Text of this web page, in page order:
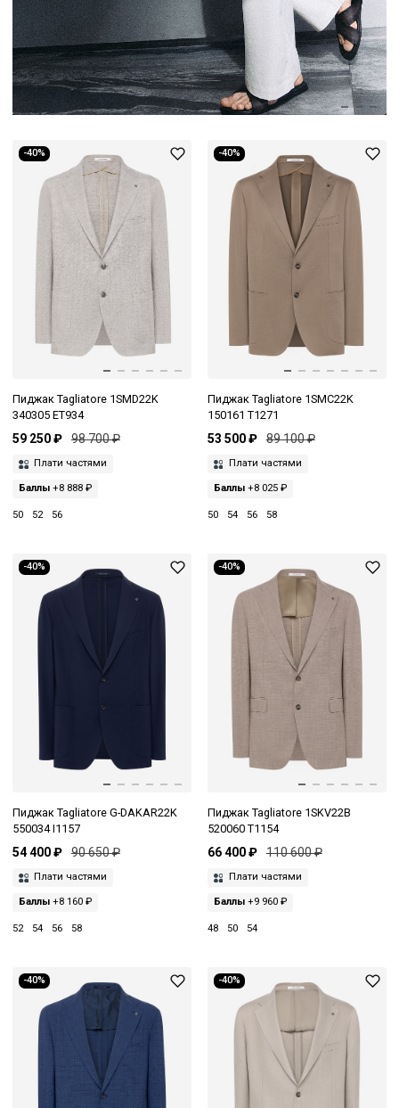
-40%
Пиджак Tagliatore 1SMD22K
340305 ET934
59 250 ₽ 98 700 ₽
Плати частями
Баллы +8 888 ₽
50 52 56
-40%
Пиджак Tagliatore 1SMC22K
150161 T1271
53 500 ₽ 89 100 ₽
Плати частями
Баллы+8 025 ₽
50 54 56 58
-40%
Пиджак Tagliatore G-DAKAR22K
550034 I1157
54 400 ₽ 90 650 ₽
Плати частями
Баллы +8 160 ₽
52 54 56 58
-40%
Пиджак Tagliatore 1SKV22B
520060 T1154
66 400 ₽ 110 600 ₽
Плати частями
Баллы+9 960 ₽
48 50 54
-40% -40%